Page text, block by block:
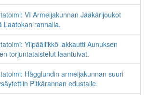
VI Armeijakunnan Jääkärijoukot
Laatokan rannalla.
Ylipäällikkö lakkautti Aunuksen
torjuntataistelut laantuivat.
Hägglundin armeijakunnan suuri
Pitkärannan edustalle.